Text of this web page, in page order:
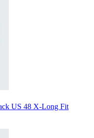
US 48 X-Long Fit